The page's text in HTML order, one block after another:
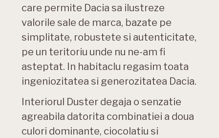
care permite Dacia sa ilustreze
valorile sale de marca, bazate pe
simplitate, robustete si autenticitate,
pe un teritoriu unde nu ne-am fi
asteptat. In habitaclu regasim toata
ingeniozitatea si generozitatea Dacia.
Interiorul Duster degaja o senzatie
agreabila datorita combinatiei a doua
culori dominante, ciocolatiu si